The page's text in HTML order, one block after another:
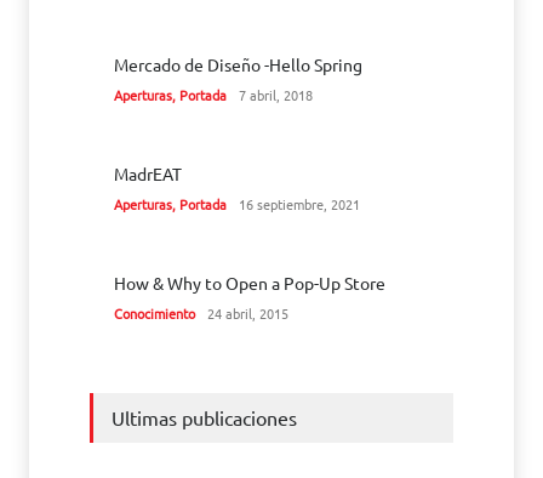
Mercado de Diseño -Hello Spring
Aperturas, Portada 7 abril, 2018
MadrEAT
Aperturas, Portada 16 septiembre, 2021
How & Why to Open a Pop-Up Store
Conocimiento 24 abril, 2015
Ultimas publicaciones